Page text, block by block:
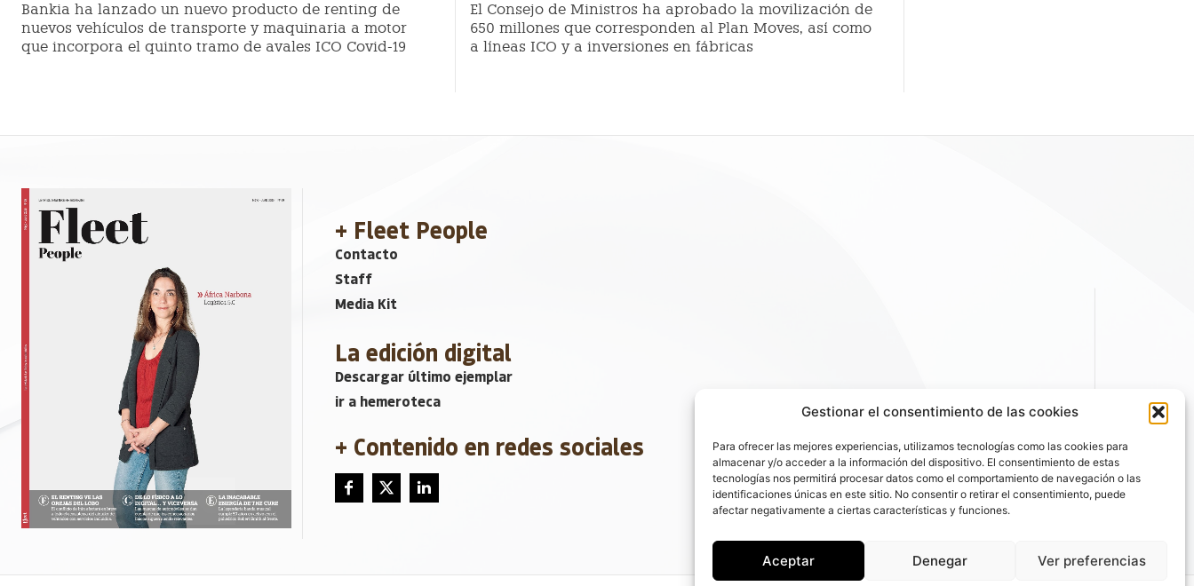
Gestionar el consentimiento de las cookies
Para ofrecer las mejores experiencias, utilizamos tecnologías como las cookies para
almacenar y/o acceder a la información del dispositivo. El consentimiento de estas
tecnologías nos permitirá procesar datos como el comportamiento de navegación o las
identificaciones únicas en este sitio. No consentir o retirar el consentimiento, puede
afectar negativamente a ciertas características y funciones.
Aceptar Denegar Ver preferencias
Bankia ha lanzado un nuevo producto de renting de
nuevos vehículos de transporte y maquinaria a motor
que incorpora el quinto tramo de avales ICO Covid-19
El Consejo de Ministros ha aprobado la movilización de
650 millones que corresponden al Plan Moves, así como
a líneas ICO y a inversiones en fábricas
+ Fleet People
Contacto
Staff
Media Kit
La edición digital
Descargar último ejemplar
ir a hemeroteca
+ Contenido en redes sociales